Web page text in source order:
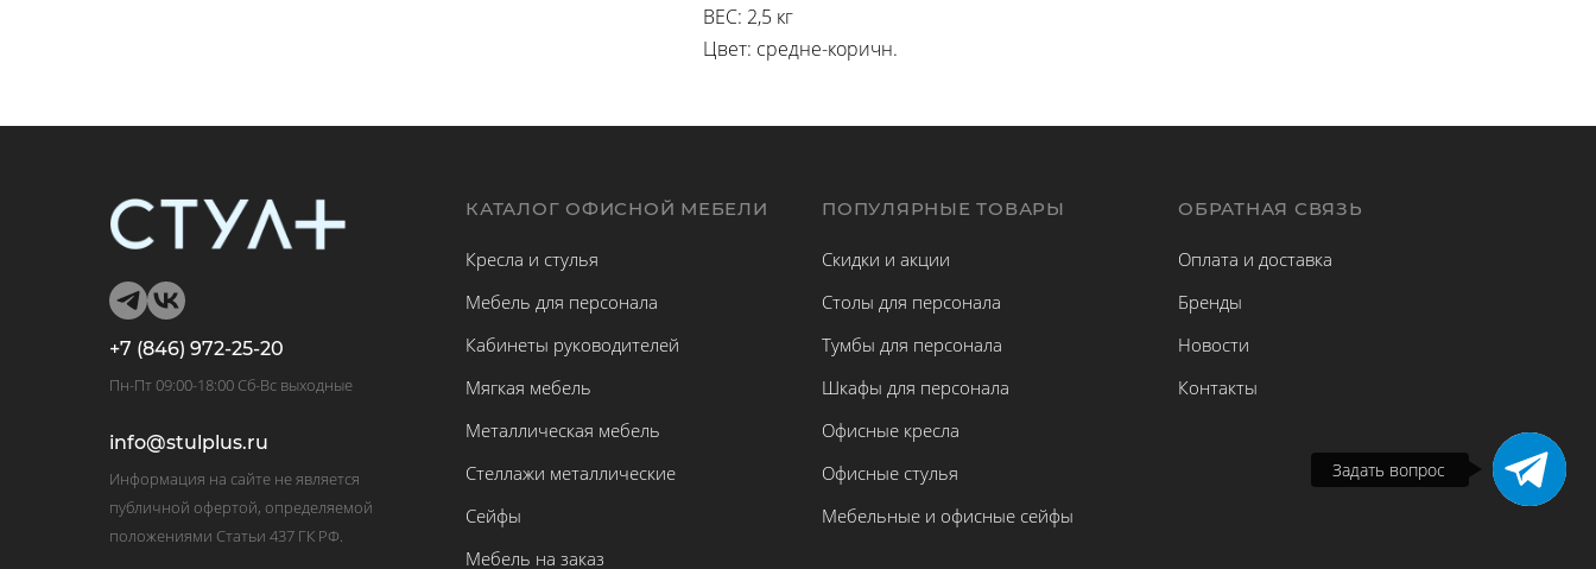
Задать вопрос
ВЕС: 2,5 кг
Цвет: средне-коричн.
+7 (846) 972-25-20
Пн-Пт 09:00-18:00 Сб-Вс выходные
info@stulplus.ru
Информация на сайте не является
публичной офертой, определяемой
положениями Статьи 437 ГК РФ.
КАТАЛОГ ОФИСНОЙ МЕБЕЛИ
Кресла и стулья
Мебель для персонала
Кабинеты руководителей
Мягкая мебель
Металлическая мебель
Стеллажи металлические
Сейфы
Мебель на заказ
ПОПУЛЯРНЫЕ ТОВАРЫ
Скидки и акции
Столы для персонала
Тумбы для персонала
Шкафы для персонала
Офисные кресла
Офисные стулья
Мебельные и офисные сейфы
ОБРАТНАЯ СВЯЗЬ
Оплата и доставка
Бренды
Новости
Контакты